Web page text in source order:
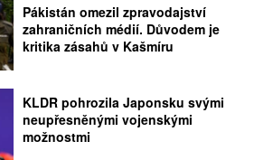
Pákistán omezil zpravodajství
zahraničních médií. Důvodem je
kritika zásahů v Kašmíru
KLDR pohrozila Japonsku svými
neupřesněnými vojenskými
možnostmi